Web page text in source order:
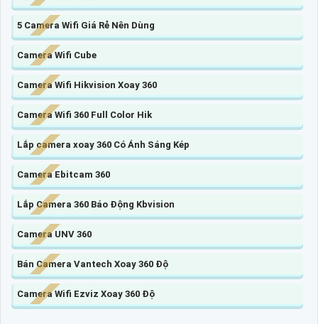
5 Camera Wifi Giá Rẻ Nên Dùng
Camera Wifi Cube
Camera Wifi Hikvision Xoay 360
Camera Wifi 360 Full Color Hik
Lắp camera xoay 360 Có Ánh Sáng Kép
Camera Ebitcam 360
Lắp Camera 360 Báo Động Kbvision
Camera UNV 360
Bán Camera Vantech Xoay 360 Độ
Camera Wifi Ezviz Xoay 360 Độ